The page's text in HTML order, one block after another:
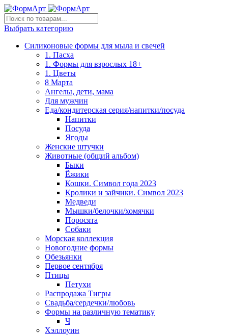
Выбрать категорию
Силиконовые формы для мыла и свечей
1. Пасха
1. Формы для взрослых 18+
1. Цветы
8 Марта
Ангелы, дети, мама
Для мужчин
Еда/кондитерская серия/напитки/посуда
Напитки
Посуда
Ягоды
Женские штучки
Животные (общий альбом)
Быки
Ёжики
Кошки. Символ года 2023
Кролики и зайчики. Символ 2023
Медведи
Мышки/белочки/хомячки
Поросята
Собаки
Морская коллекция
Новогодние формы
Обезьянки
Первое сентября
Птицы
Петухи
Распродажа Тигры
Свадьба/сердечки/любовь
Формы на различную тематику
Ч
Хэллоуин